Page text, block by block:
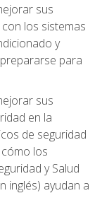
sus
los sistemas
y
para
sus
en la
de seguridad
los
y Salud
inglés) ayudan a